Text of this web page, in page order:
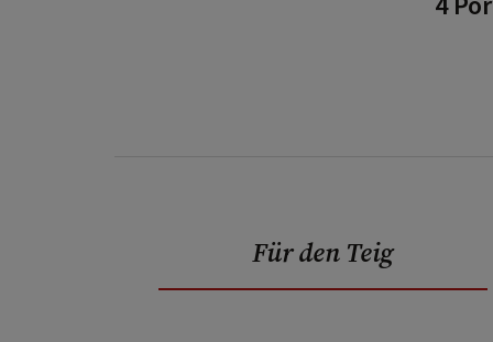
Für den Teig